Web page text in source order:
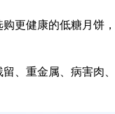
健康的低糖月饼
、重金属、病害肉